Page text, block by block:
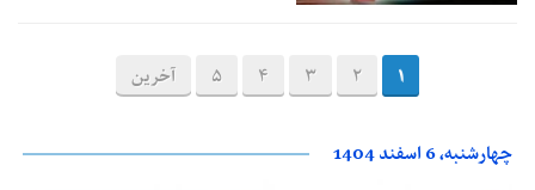
1
2
3
4
5 آخرین
چهارشنبه، 6 اسفند 1404